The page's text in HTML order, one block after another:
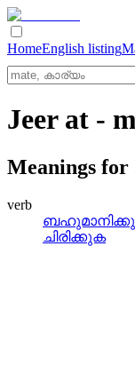
HomeEnglish listing
Jeer at -
Meanings for
verb
ചിരിക്കുക